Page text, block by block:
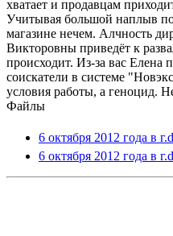
хватает и продавцам
Учитывая большой наплыв
магазине нечем. Алчность
Викторовны приведёт к
происходит. Из-за вас Елена
соискатели в системе
условия работы, а геноцид.
Файлы
6 октября 2012 года в
6 октября 2012 года в